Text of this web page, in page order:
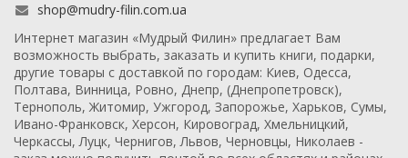
shop@mudry-filin.com.ua
Интернет магазин «Мудрый Филин» предлагает Вам
возможность выбрать, заказать и купить книги, подарки,
другие товары с доставкой по городам: Киев, Одесса,
Полтава, Винница, Ровно, Днепр, (Днепропетровск),
Тернополь, Житомир, Ужгород, Запорожье, Харьков, Сумы,
Ивано-Франковск, Херсон, Кировоград, Хмельницкий,
Черкассы, Луцк, Чернигов, Львов, Черновцы, Николаев -